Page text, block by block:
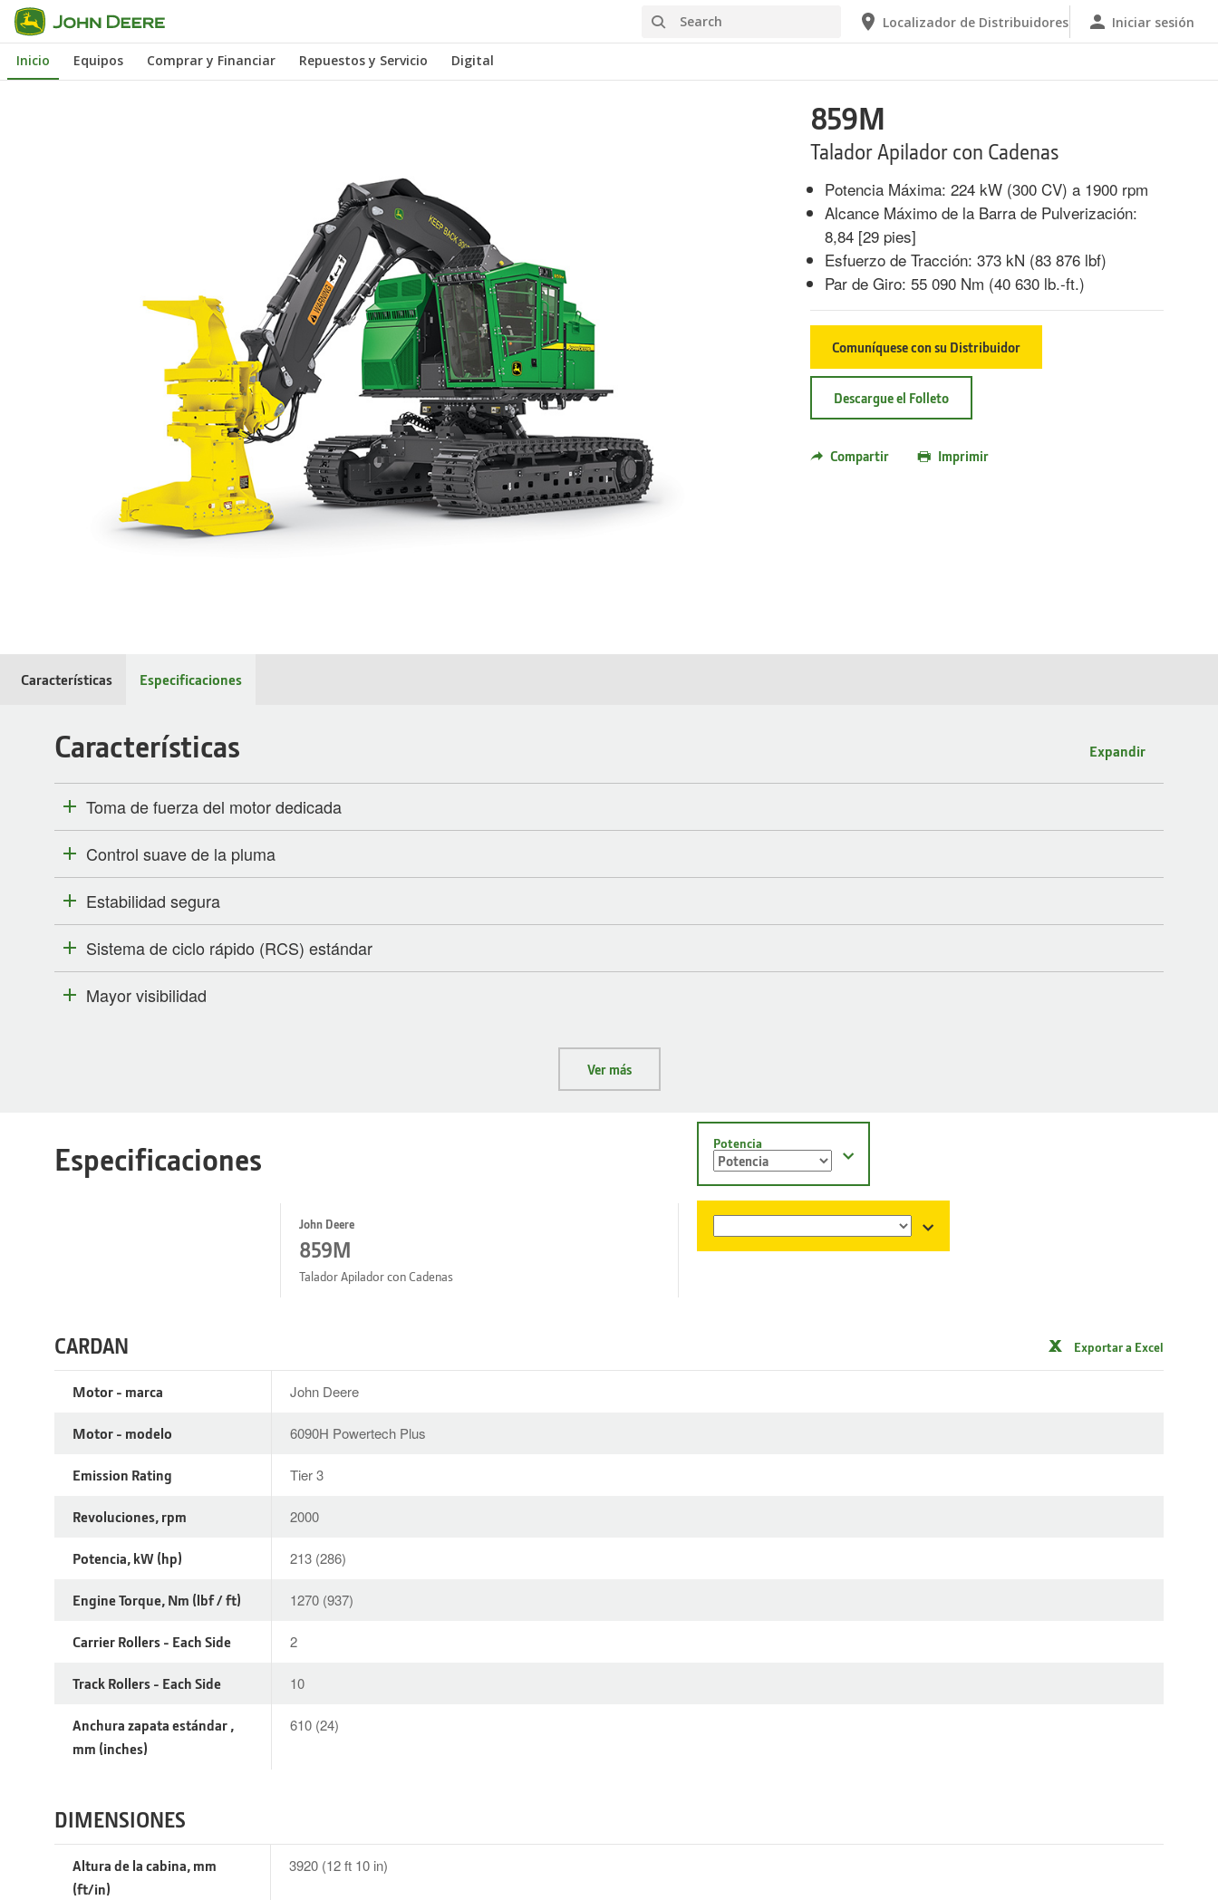
Saltar
a
contenido
Search Localizador de Distribuidores Iniciar sesión
Inicio Equipos Comprar y Financiar Repuestos y Servicio Digital
859M
Talador Apilador con Cadenas
Potencia Máxima: 224 kW (300 CV) a 1900 rpm
Alcance Máximo de la Barra de Pulverización:
8,84 [29 pies]
Esfuerzo de Tracción: 373 kN (83 876 lbf)
Par de Giro: 55 090 Nm (40 630 lb.-ft.)
Comuníquese con su Distribuidor
Descargue el Folleto
Compartir Imprimir
Características Especificaciones
Características Expandir
Toma de fuerza del motor dedicada
Control suave de la pluma
Estabilidad segura
Sistema de ciclo rápido (RCS) estándar
Mayor visibilidad
Ver más
Especificaciones
John Deere
859M
Talador Apilador con Cadenas
Potencia
Exportar a Excel
Motor - marca John Deere
Motor - modelo 6090H Powertech Plus
Emission Rating Tier 3
Revoluciones, rpm 2000
Potencia, kW (hp) 213 (286)
Engine Torque, Nm (lbf / ft) 1270 (937)
Carrier Rollers - Each Side 2
Track Rollers - Each Side 10
Anchura zapata estándar ,
mm (inches)
610 (24)
CARDAN
Altura de la cabina, mm
(ft/in)
3920 (12 ft 10 in)
DIMENSIONES